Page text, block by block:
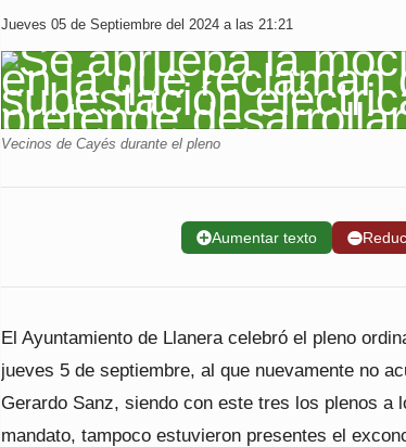
Jueves 05 de Septiembre del 2024 a las 21:21
Vecinos de Cayés durante el pleno
➕Aumentar texto ➖
El Ayuntamiento de Llanera celebró el pleno
jueves 5 de septiembre, al que nuevamente no
Gerardo Sanz, siendo con este tres los plenos a
mandato, tampoco estuvieron presentes el